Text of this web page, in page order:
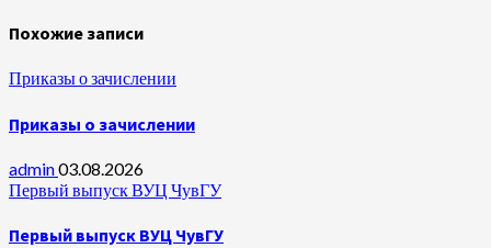
Похожие записи
Приказы о зачислении
Приказы о зачислении
admin03.08.2026
Первый выпуск ВУЦ ЧувГУ
Первый выпуск ВУЦ ЧувГУ